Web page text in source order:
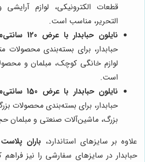
قطعات الکترونیکی، لوازم
التحریر، مناسب است.
نایلون حبابدار با عرض 120 سانتی‌متر:
حبابدار، برای بسته‌بندی محصولات
لوازم خانگی کوچک، مبلمان و
است.
نایلون حبابدار با عرض 150 سانتی‌متر:
حبابدار، برای بسته‌بندی محصولات
بزرگ، ماشین‌آلات صنعتی و مبلمان
علاوه بر سایزهای استاندارد، باران پلاست
حبابدار در سایزهای سفارشی را نیز